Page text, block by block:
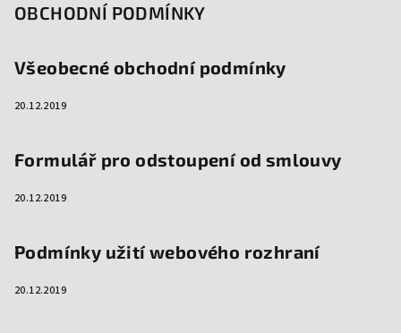
OBCHODNÍ PODMÍNKY
Všeobecné obchodní podmínky
20.12.2019
Formulář pro odstoupení od smlouvy
20.12.2019
Podmínky užití webového rozhraní
20.12.2019